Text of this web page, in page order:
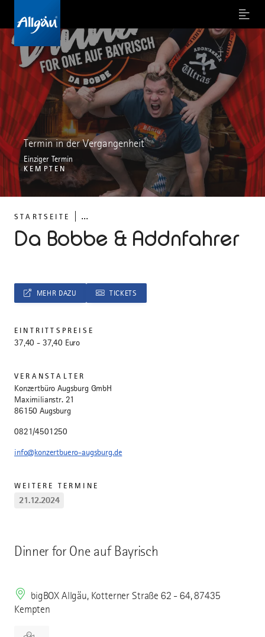
Menu
STARTSEITE ...
Da Bobbe & Addnfahrer
Termin in der Vergangenheit
Einziger Termin
KEMPTEN
Dinner for One auf Bayrisch
bigBOX Allgäu, Kotterner Straße 62 - 64, 87435
Kempten
MEHR DAZU TICKETS
EINTRITTSPREISE
37,40 - 37,40 Euro
VERANSTALTER
Konzertbüro Augsburg GmbH
Maximilianstr. 21
86150 Augsburg
0821/4501250
info@konzertbuero-augsburg.de
WEITERE TERMINE
21.12.2024